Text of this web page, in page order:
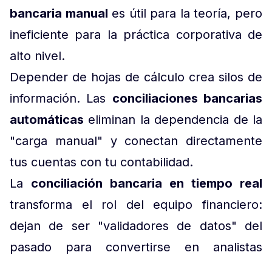
bancaria manual es útil para la teoría, pero
ineficiente para la práctica corporativa de
alto nivel.
Depender de hojas de cálculo crea silos de
información. Las conciliaciones bancarias
automáticas eliminan la dependencia de la
"carga manual" y conectan directamente
tus cuentas con tu contabilidad.
La conciliación bancaria en tiempo real
transforma el rol del equipo financiero:
dejan de ser "validadores de datos" del
pasado para convertirse en analistas